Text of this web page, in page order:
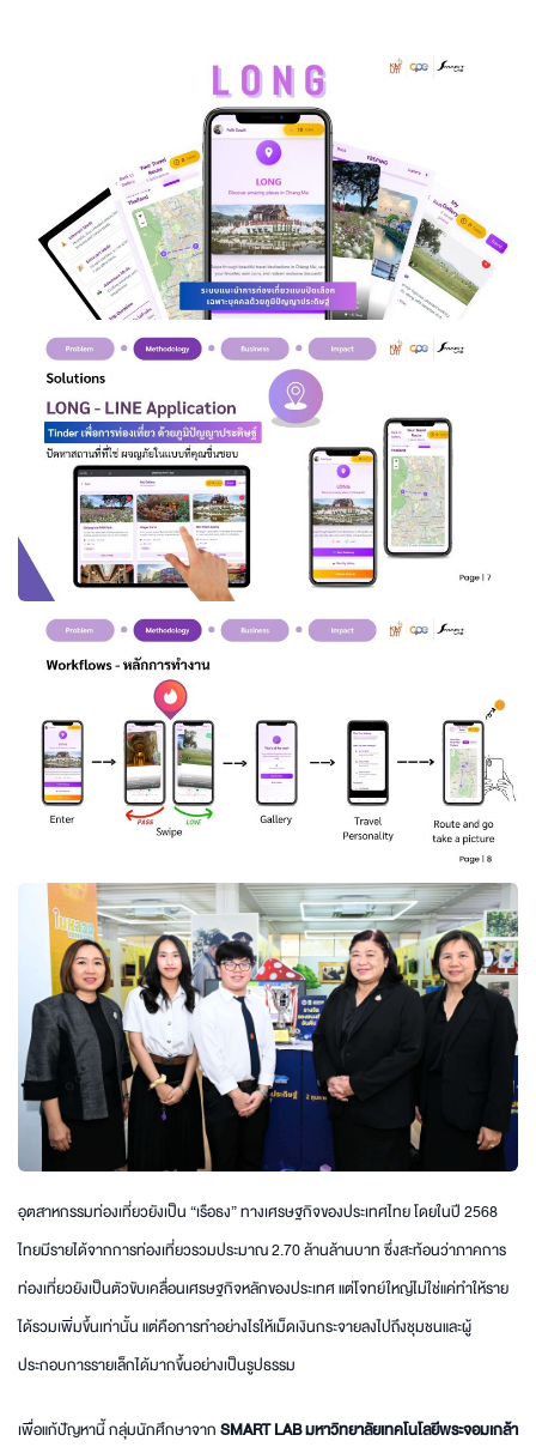
อุตสาหกรรมท่องเที่ยวยังเป็น “เรือธง” ทางเศรษฐกิจของประเทศไทย โดยในปี 2568
ไทยมีรายได้จากการท่องเที่ยวรวมประมาณ 2.70 ล้านล้านบาท ซึ่งสะท้อนว่าภาคการ
ท่องเที่ยวยังเป็นตัวขับเคลื่อนเศรษฐกิจหลักของประเทศ แต่โจทย์ใหญ่ไม่ใช่แค่ทำให้ราย
ได้รวมเพิ่มขึ้นเท่านั้น แต่คือการทำอย่างไรให้เม็ดเงินกระจายลงไปถึงชุมชนและผู้
ประกอบการรายเล็กได้มากขึ้นอย่างเป็นรูปธรรม
เพื่อแก้ปัญหานี้ กลุ่มนักศึกษาจากSMART LABมหาวิทยาลัยเทคโนโลยีพระจอมเกล้า